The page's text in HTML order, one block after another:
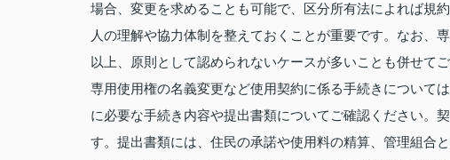
場合、変更を求めることも可能で、区分所有法によれば規
人の理解や協力体制を整えておくことが重要です。なお、
以上、原則として認められないケースが多いことも併せてご
専用使用権の名義変更など使用契約に係る手続きについて
に必要な手続き内容や提出書類についてご確認ください。
す。提出書類には、住民の承諾や使用料の精算、管理組合